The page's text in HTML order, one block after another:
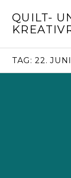
zum
Inhalt
QUILT-
TAG: 22.